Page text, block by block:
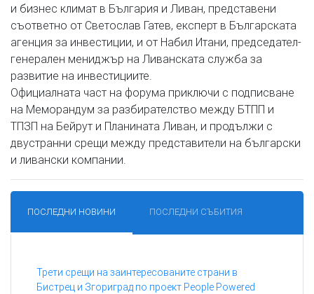
и бизнес климат в България и Ливан, представени
съответно от Светослав Гатев, експерт в Българската
агенция за инвестиции, и от Набил Итани, председател-
генерален мениджър на Ливанската служба за
развитие на инвестициите.
Официалната част на форума приключи с подписване
на Меморандум за разбирателство между БТПП и
ТПЗП на Бейрут и Планината Ливан, и продължи с
двустранни срещи между представители на български
и ливански компании.
ПОСЛЕДНИ НОВИНИ ПОСЛЕДНИ СЪБИТИЯ
Трети срещи на заинтересованите страни в
Бистрец и Згориград по проект People Powered